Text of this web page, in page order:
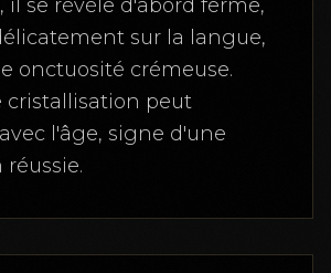
il se révèle d'abord ferme,
sur la langue,
onctuosité crémeuse.
cristallisation peut
l'âge, signe d'une